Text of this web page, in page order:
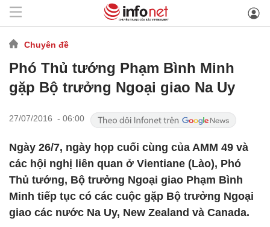
Chuyên đề
Phó Thủ tướng Phạm Bình Minh
gặp Bộ trưởng Ngoại giao Na Uy
27/07/2016 - 06:00
Ngày 26/7, ngày họp cuối cùng của AMM 49 và
các hội nghị liên quan ở Vientiane (Lào), Phó
Thủ tướng, Bộ trưởng Ngoại giao Phạm Bình
Minh tiếp tục có các cuộc gặp Bộ trưởng Ngoại
giao các nước Na Uy, New Zealand và Canada.